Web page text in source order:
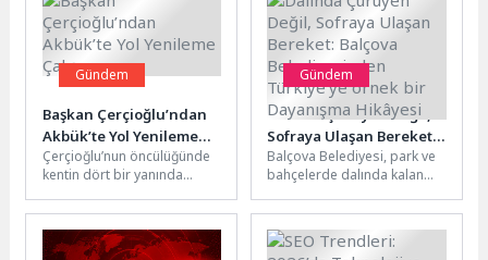
Gündem
Başkan Çerçioğlu’ndan
Akbük’te Yol Yenileme
Çalışması
Çerçioğlu’nun öncülüğünde
kentin dört bir yanında
yatırımlar hız kesmeden
devam ediyor.Kente...
Gündem
Dalında Çürüyen Değil,
Sofraya Ulaşan Bereket:
Balçova Belediyesinden
Türkiye’ye örnek bir
Dayanışma Hikâyesi
Balçova Belediyesi, park ve
bahçelerde dalında kalan
toplayarak üretime
dönüştürdü. Kent
Lokantası’nda...